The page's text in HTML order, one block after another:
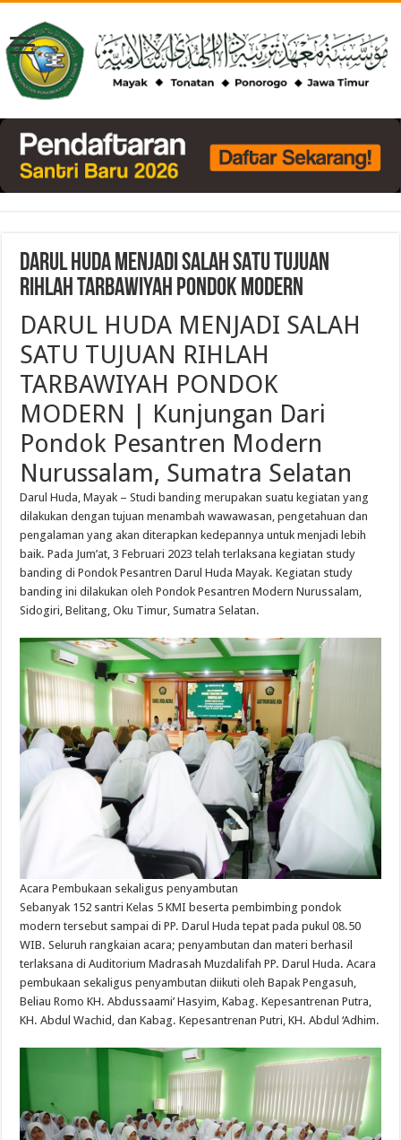
DARUL HUDA MENJADI SALAH SATU TUJUAN
RIHLAH TARBAWIYAH PONDOK MODERN
DARUL HUDA MENJADI SALAH
SATU TUJUAN RIHLAH
TARBAWIYAH PONDOK
MODERN | Kunjungan Dari
Pondok Pesantren Modern
Nurussalam, Sumatra Selatan
Darul Huda,Mayak –Studi bandingmerupakan suatu kegiatan yang
dilakukan dengan tujuan menambah wawawasan,pengetahuan dan
pengalaman yangakan diterapkan kedepannya untuk menjadi lebih
baik. Pada Jum’at, 3Februari 2023telah terlaksana kegiatan study
banding diPondok Pesantren Darul HudaMayak.Kegiatan study
bandingini dilakukan olehPondok Pesantren ModernNurussalam,
Sidogiri,Belitang, Oku Timur, Sumatra Selatan.
AcaraPembukaan sekaligus penyambutan
Sebanyak 152 santri Kelas 5 KMI beserta pembimbing pondok
moderntersebut sampai di PP.Darul Hudatepat padapukul 08.50
WIB.Seluruh rangkaian acara;penyambutan danmateri berhasil
terlaksana di Auditorium MadrasahMuzdalifah PP.Darul Huda. Acara
pembukaan sekaligus penyambutan diikuti oleh BapakPengasuh,
Beliau Romo KH.Abdussaami’ Hasyim,Kabag.Kepesantrenan Putra,
KH. AbdulWachid , danKabag.Kepesantrenan Putri, KH. Abdul ‘Adhim.